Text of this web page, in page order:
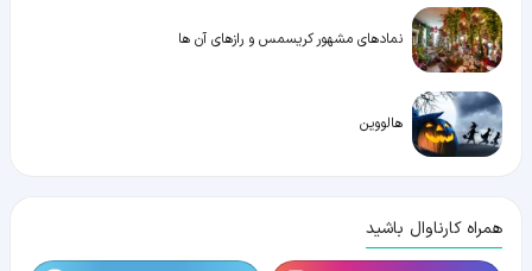
نمادهای مشهور کریسمس و رازهای آن ها
هالووین
همراه کارناوال باشید